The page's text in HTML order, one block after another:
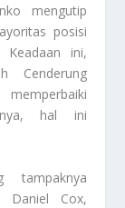
mengutip
posisi
ini,
Cenderung
hal ini
Daniel Cox,